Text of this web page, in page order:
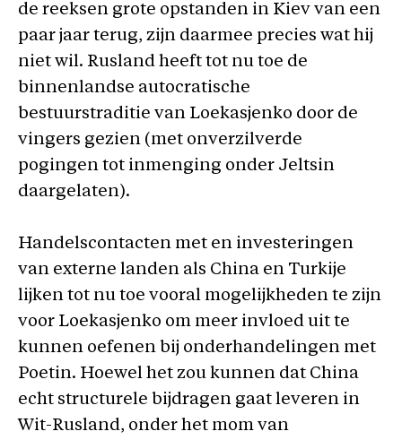
de reeksen grote opstanden in Kiev van een
paar jaar terug, zijn daarmee precies wat hij
niet wil. Rusland heeft tot nu toe de
binnenlandse autocratische
bestuurstraditie van Loekasjenko door de
vingers gezien (met onverzilverde
pogingen tot inmenging onder Jeltsin
daargelaten).
Handelscontacten met en investeringen
van externe landen als China en Turkije
lijken tot nu toe vooral mogelijkheden te zijn
voor Loekasjenko om meer invloed uit te
kunnen oefenen bij onderhandelingen met
Poetin. Hoewel het zou kunnen dat China
echt structurele bijdragen gaat leveren in
Wit-Rusland, onder het mom van